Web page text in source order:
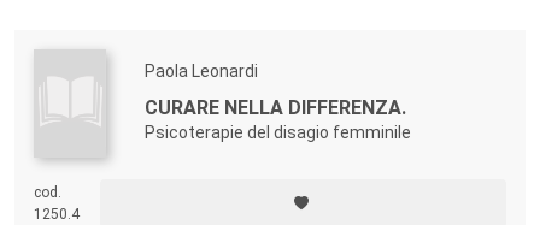
Paola Leonardi
CURARE NELLA DIFFERENZA.
Psicoterapie del disagio femminile
cod.
1250.4